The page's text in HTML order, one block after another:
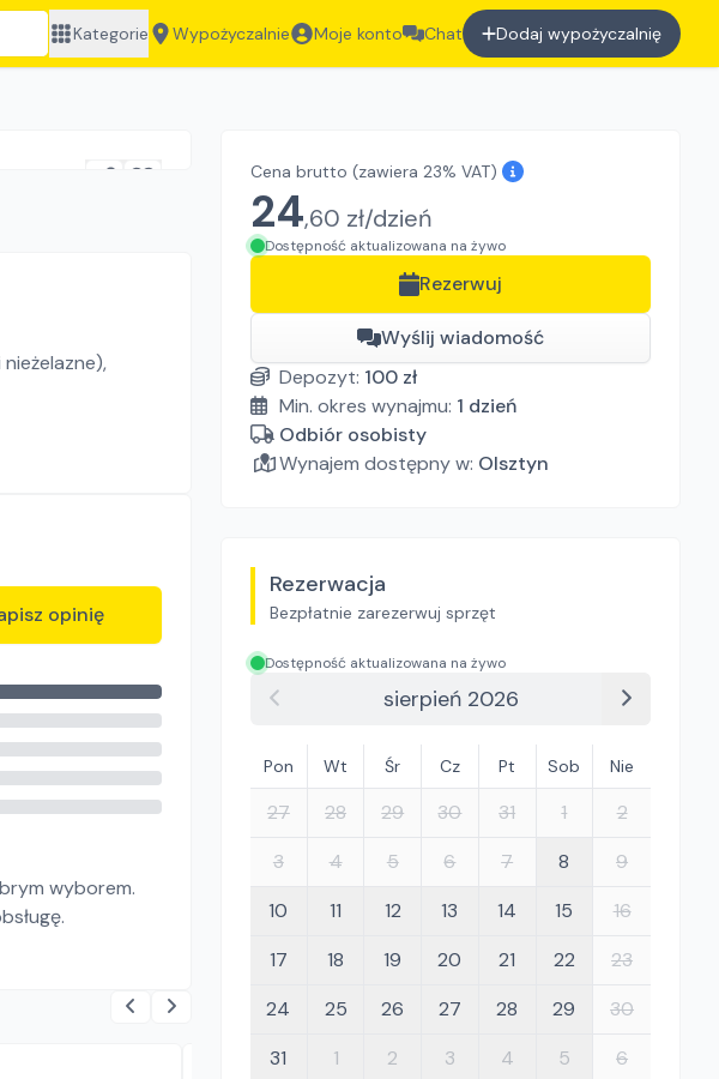
Kategorie Wypożyczalnie Moje konto Chat Dodaj wypożyczalnię
Cena brutto (zawiera 23% VAT)
24,60 zł/dzień
Dostępność aktualizowana na żywo
Rezerwuj
Wyślij wiadomość
Depozyt: 100 zł
Min. okres wynajmu: 1 dzień
Odbiór osobisty
Wynajem dostępny w: Olsztyn
Rezerwacja
Bezpłatnie zarezerwuj sprzęt
Dostępność aktualizowana na żywo
sierpień 2026
Pon Wt Śr Cz Pt Sob Nie
27 28 29 30 31 1
2
3
4 5 6 7 8
9
10
11 12 13 14 15
16
17
18 19 20 21 22
23
24
25 26 27 28 29
30
31
1 2 3 4 5 6
opinię
wyborem.